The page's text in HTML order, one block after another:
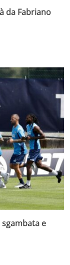
da Fabriano
e